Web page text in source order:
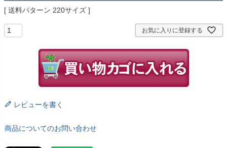
送料パターン 220サイズ
お気に入りに登録する
レビューを書く
商品についてのお問い合わせ